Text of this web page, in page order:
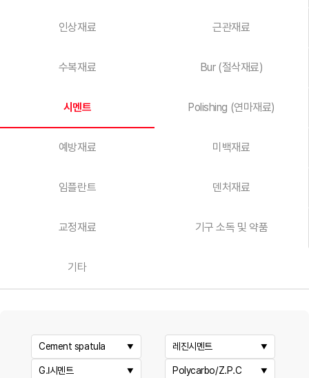
인상재료 근관재료
수복재료 Bur (절삭재료)
시멘트 Polishing (연마재료)
예방재료 미백재료
임플란트 덴처재료
교정재료 기구 소독 및 약품
기타
Cement spatula 레진시멘트
G.I시멘트 Polycarbo/Z.P.C